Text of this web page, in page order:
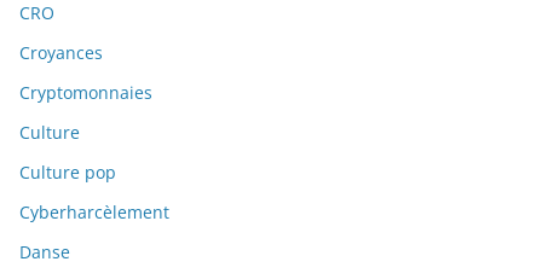
CRO
Croyances
Cryptomonnaies
Culture
Culture pop
Cyberharcèlement
Danse